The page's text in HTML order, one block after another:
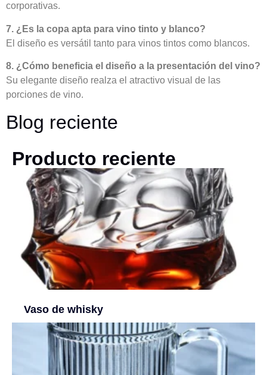
corporativas.
7. ¿Es la copa apta para vino tinto y blanco?
El diseño es versátil tanto para vinos tintos como blancos.
8. ¿Cómo beneficia el diseño a la presentación del vino?
Su elegante diseño realza el atractivo visual de las
porciones de vino.
Blog reciente
Producto reciente
Vaso de whisky